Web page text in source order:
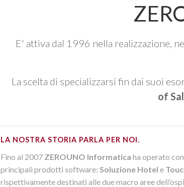
E' attiva dal 1996 nella realizzazione,
La scelta di specializzarsi fin dai suoi
of
LA NOSTRA STORIA PARLA PER NOI.
Fino al 2007 ZEROUNO Informatica ha operato
principali prodotti software: Soluzione Hotel e
rispettivamente destinati alle due macro aree